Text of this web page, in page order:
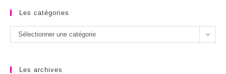
Les catégories
Les
catégories
Sélectionner une catégorie
Les archives